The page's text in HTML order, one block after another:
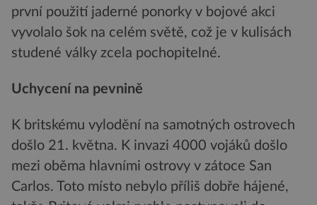
první použití jaderné ponorky v bojové akci
vyvolalo šok na celém světě, což je v kulisách
studené války zcela pochopitelné.
Uchycení na pevnině
K britskému vylodění na samotných ostrovech
došlo 21. května. K invazi 4000 vojáků došlo
mezi oběma hlavními ostrovy v zátoce San
Carlos. Toto místo nebylo příliš dobře hájené,